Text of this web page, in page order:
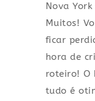
Nova
Muitos!
ficar
hora de
roteiro! O
tudo é